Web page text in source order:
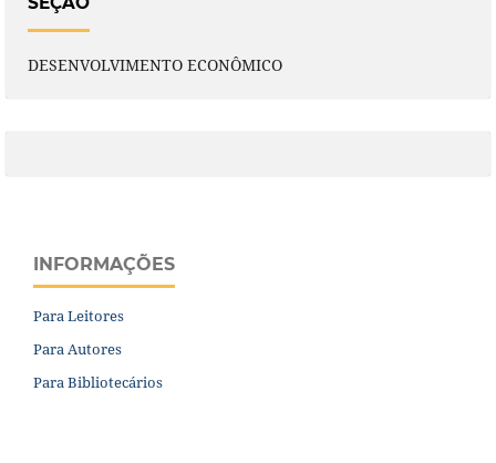
DESENVOLVIMENTO ECONÔMICO
INFORMAÇÕES
Para Leitores
Para Autores
Para Bibliotecários